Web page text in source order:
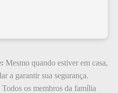
Mesmo quando estiver em casa,
a garantir sua segurança.
Todos os membros da família